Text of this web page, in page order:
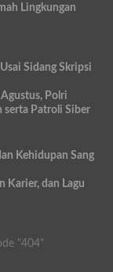
Lingkungan
Sidang Skripsi
Polri
serta Patroli Siber
Kehidupan Sang
Karier, dan Lagu
"404"